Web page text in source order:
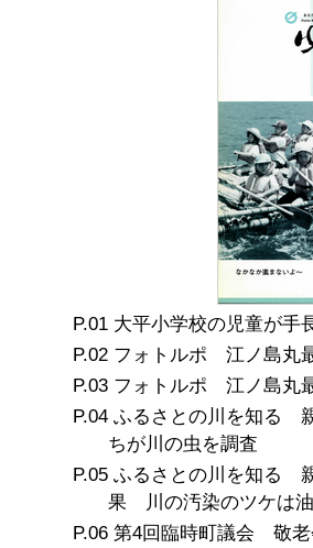
大平小学校の児童が手
フォトルポ 江ノ島丸
フォトルポ 江ノ島丸
ふるさとの川を知る
ちが川の虫を調査
ふるさとの川を知る
果 川の汚染のツケは
第4回臨時町議会 敬